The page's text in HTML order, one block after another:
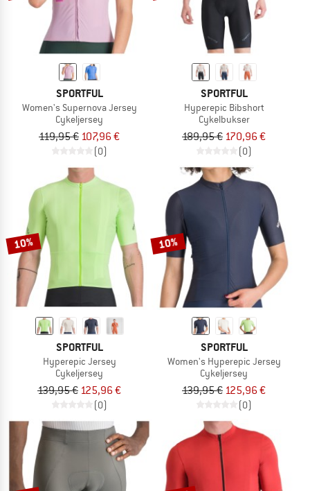
SPORTFUL
Women's Supernova Jersey
Cykeljersey
119,95 € 107,96 €
(0)
SPORTFUL
Hyperepic Bibshort
Cykelbukser
189,95 € 170,96 €
(0)
10%
SPORTFUL
Hyperepic Jersey
Cykeljersey
139,95 € 125,96 €
(0)
10%
SPORTFUL
Women's Hyperepic Jersey
Cykeljersey
139,95 € 125,96 €
(0)